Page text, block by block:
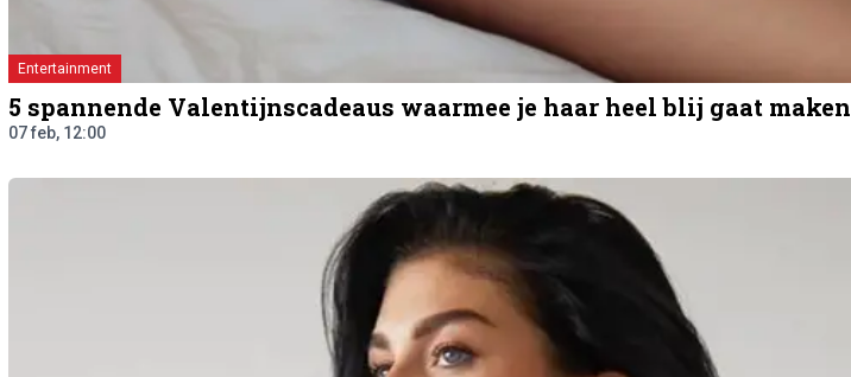
Entertainment
5 spannende Valentijnscadeaus waarmee je haar heel blij gaat maken
07 feb, 12:00